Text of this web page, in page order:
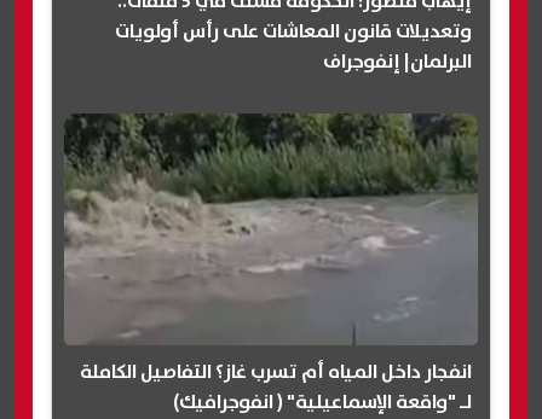
وتعديلات قانون المعاشات على رأس أولويات
البرلمان| إنفوجراف
انفجار داخل المياه أم تسرب غاز؟ التفاصيل الكاملة
لـ "واقعة الإسماعيلية" ( انفوجرافيك)